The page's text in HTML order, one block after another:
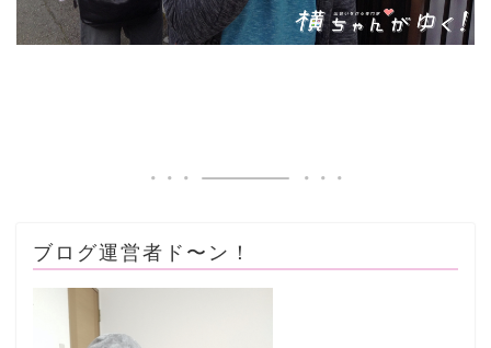
ブログ運営者ド〜ン！